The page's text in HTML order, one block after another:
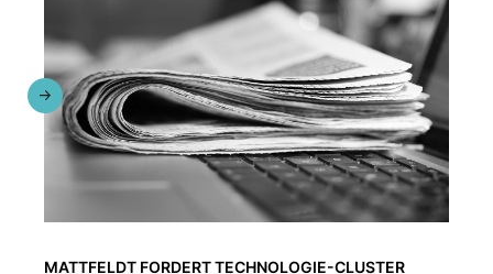
MATTFELDT FORDERT TECHNOLOGIE-CLUSTER